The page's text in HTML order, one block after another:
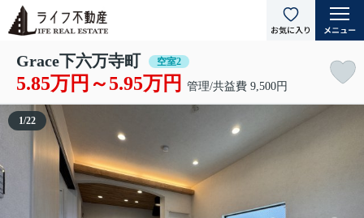
Grace下六万寺町 空室2
5.85万円～5.95万円 管理/共益費 9,500円
1/22